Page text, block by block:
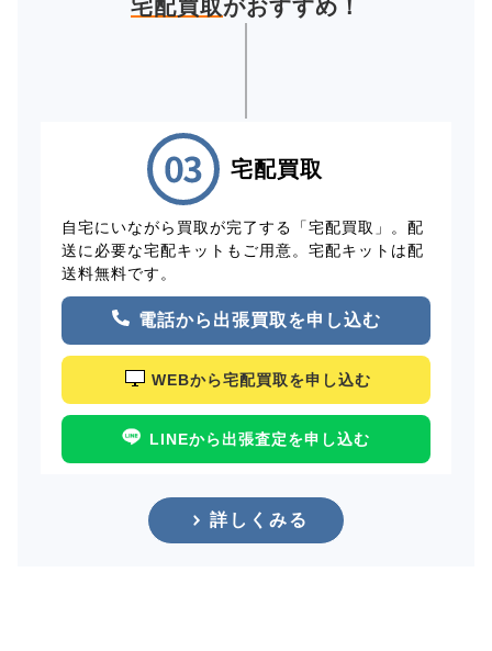
宅配買取がおすすめ！
宅配買取
自宅にいながら買取が完了する「宅配買取」。配
送に必要な宅配キットもご用意。宅配キットは配
送料無料です。
電話から出張買取を申し込む
WEBから宅配買取を申し込む
LINEから出張査定を申し込む
詳しくみる